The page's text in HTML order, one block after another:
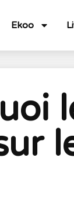
Ekoo